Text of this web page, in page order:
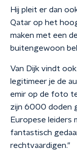
Hij pleit er dan
Qatar op het
maken met een
buitengewoon
Van Dijk vindt
legitimeer je de
emir op de foto
zijn 6000 doden
Europese leiders
fantastisch
rechtvaardigen."